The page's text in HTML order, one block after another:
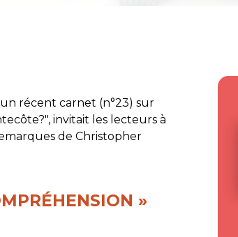
récent carnet (n°23) sur
invitait les lecteurs à
de Christopher
»